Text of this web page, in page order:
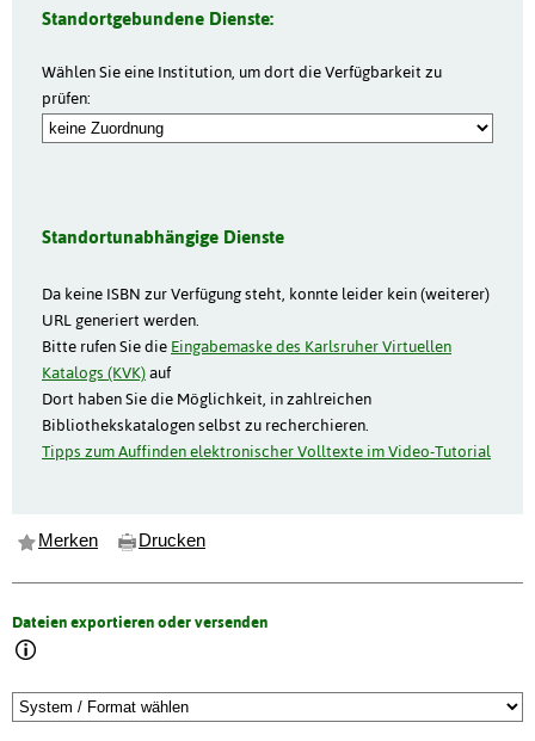
Standortgebundene Dienste:
Wählen Sie eine Institution, um dort die Verfügbarkeit zu
prüfen:
Standortunabhängige Dienste
Da keine ISBN zur Verfügung steht, konnte leider kein (weiterer)
URL generiert werden.
Bitte rufen Sie die Eingabemaske des Karlsruher Virtuellen
Katalogs (KVK)auf
Dort haben Sie die Möglichkeit, in zahlreichen
Bibliothekskatalogen selbst zu recherchieren.
Tipps zum Auffinden elektronischer Volltexte im Video-Tutorial
Merken Drucken
Dateien exportieren oder versenden